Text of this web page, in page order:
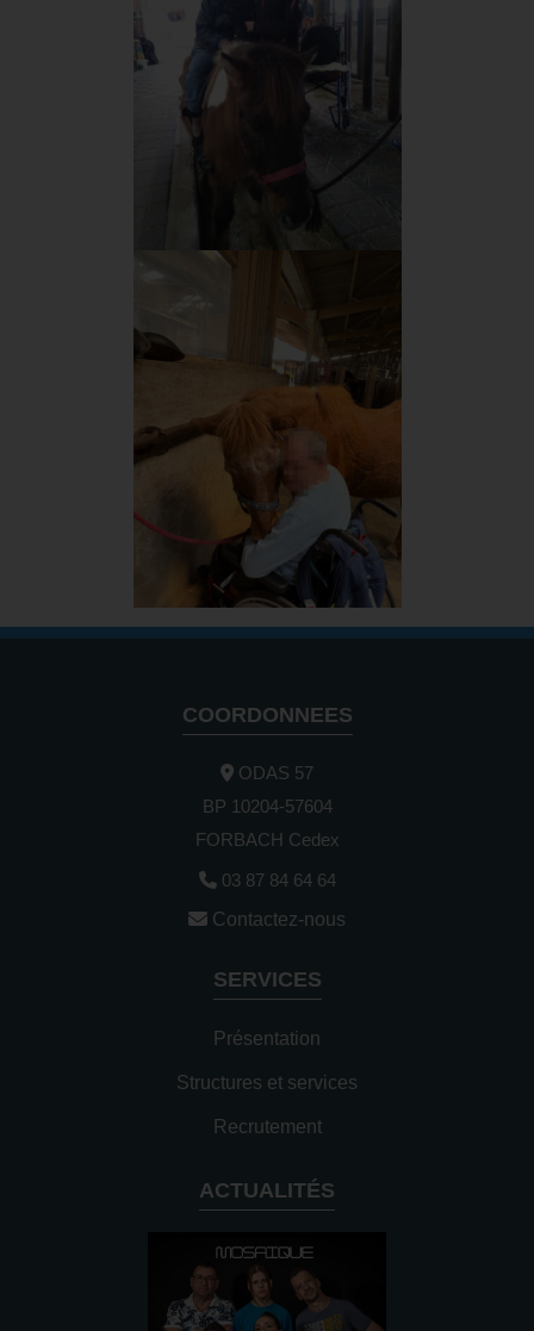
COORDONNEES
ODAS 57
BP 10204-57604
FORBACH Cedex
03 87 84 64 64
Contactez-nous
SERVICES
Présentation
Structures et services
Recrutement
ACTUALITÉS